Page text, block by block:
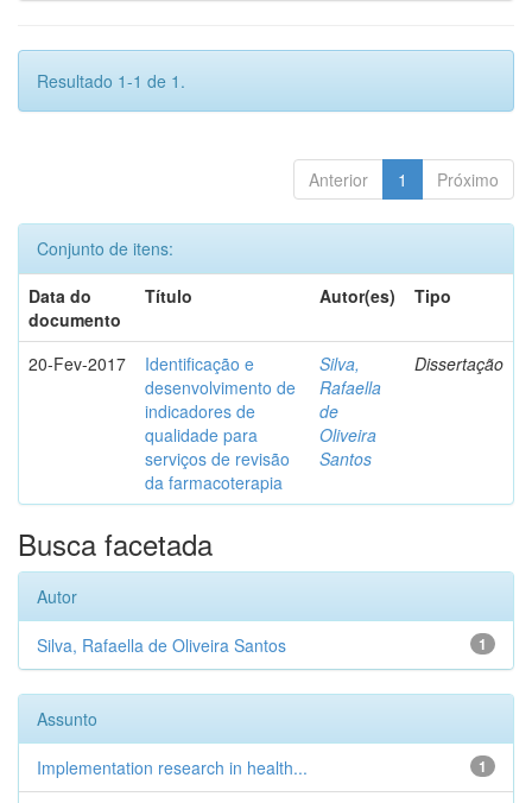
Resultado 1-1 de 1.
Anterior 1 Próximo
Conjunto de itens:
Data do
documento
Título Autor(es) Tipo
20-Fev-2017
Identificação e
desenvolvimento de
indicadores de
qualidade para
serviços de revisão
da farmacoterapia
Silva,
Rafaella
de
Oliveira
Santos
Dissertação
Busca facetada
Autor
1
Silva, Rafaella de Oliveira Santos
Assunto
1
Implementation research in health...